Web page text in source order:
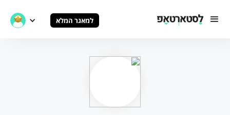
למאגר המלא